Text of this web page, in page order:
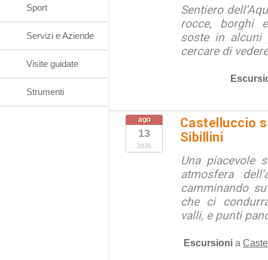
Sentiero
rocce, borghi
soste in alcuni
cercare di
ago
13
2026
Castelluccio
Sibillini
Una piacevole
atmosfera
camminando
che ci
valli, e punti
Escursioni a
Sport
Servizi e Aziende
Visite guidate
Strumenti